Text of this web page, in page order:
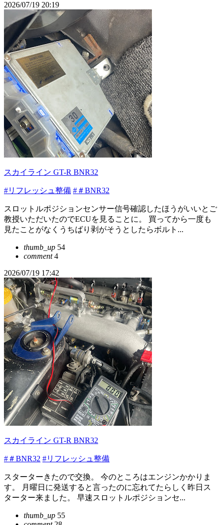
2026/07/19 20:19
スカイライン GT-R BNR32
#リフレッシュ整備 #＃BNR32
スロットルポジションセンサー信号確認したほうがいいとご
教授いただいたのでECUを見ることに。 買ってから一度も
見たことがなくうちばり剥がそうとしたらボルト...
thumb_up 54
comment4
2026/07/19 17:42
スカイライン GT-R BNR32
#＃BNR32 #リフレッシュ整備
スターターきたので交換。 今のところはエンジンかかりま
す。 月曜日に発送すると言ったのに忘れてたらしく昨日ス
ターター来ました。 早速スロットルポジションセ...
thumb_up 55